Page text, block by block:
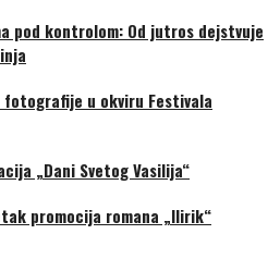
pod kontrolom: Od jutros dejstvuje
u okviru Festivala
„Dani Svetog Vasilija“
promocija romana „Ilirik“